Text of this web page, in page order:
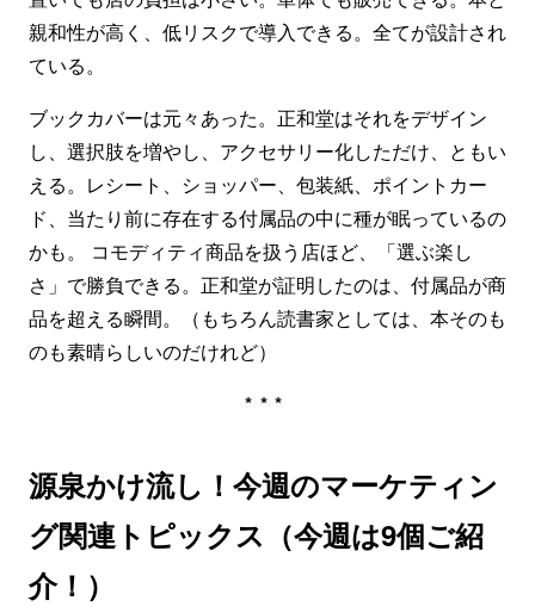
親和性が高く、低リスクで導入できる。全てが設計され
ている。
ブックカバーは元々あった。正和堂はそれをデザイン
し、選択肢を増やし、アクセサリー化しただけ、ともい
える。レシート、ショッパー、包装紙、ポイントカー
ド、当たり前に存在する付属品の中に種が眠っているの
かも。 コモディティ商品を扱う店ほど、「選ぶ楽し
さ」で勝負できる。正和堂が証明したのは、付属品が商
品を超える瞬間。（もちろん読書家としては、本そのも
のも素晴らしいのだけれど）
***
源泉かけ流し！今週のマーケティン
グ関連トピックス（今週は9個ご紹
介！）